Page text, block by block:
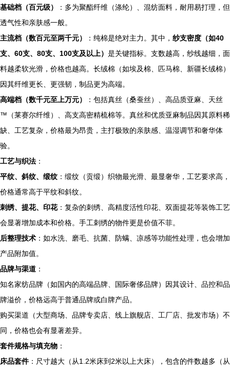
基础档（百元级）
：多为聚酯纤维（涤纶）、混纺面料，耐用易打理，但
透气性和亲肤感一般。
主流档（数百元至两千元）
：纯棉是绝对主力。其中， 纱支密度（如40
支、60支、80支、100支及以上） 是关键指标。支数越高，纱线越细，面
料越柔软光滑，价格也越高。长绒棉（如埃及棉、匹马棉、新疆长绒棉）
因其纤维更长、更强韧，制品更为高端。
高端档（数千元至上万元）
：包括真丝（桑蚕丝）、高品质亚麻、天丝
™（莱赛尔纤维）、高支高密精梳棉等。真丝和优质亚麻制品因其原料稀
缺、工艺复杂，价格最为昂贵，主打极致的亲肤感、温湿调节和奢华体
验。
工艺与织法 ：
平纹、斜纹、缎纹 ：缎纹（贡缎）织物最光滑、最显奢华，工艺要求高，
价格通常高于平纹和斜纹。
刺绣、提花、印花：复杂的刺绣、高精度活性印花、双面提花等装饰工艺
会显著增加成本和价格。手工刺绣的物件更是价值不菲。
后整理技术 ：如水洗、磨毛、抗菌、防螨、凉感等功能性处理，也会增加
产品附加值。
品牌与渠道 ：
知名家纺品牌（如国内的高端品牌、国际奢侈品牌）因其设计、品控和品
牌溢价，价格远高于普通品牌或白牌产品。
购买渠道（大型商场、品牌专卖店、线上旗舰店、工厂店、批发市场）不
同，价格也会有显著差异。
套件规格与填充物 ：
床品套件：尺寸越大（从1.2米床到2米以上大床），包含的件数越多（从